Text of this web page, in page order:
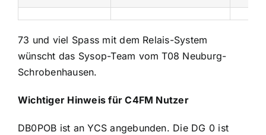
73 und viel Spass mit dem Relais-System
wünscht das Sysop-Team vom T08 Neuburg-
Schrobenhausen.
Wichtiger Hinweis für C4FM Nutzer
DB0POB ist an YCS angebunden. Die DG 0 ist